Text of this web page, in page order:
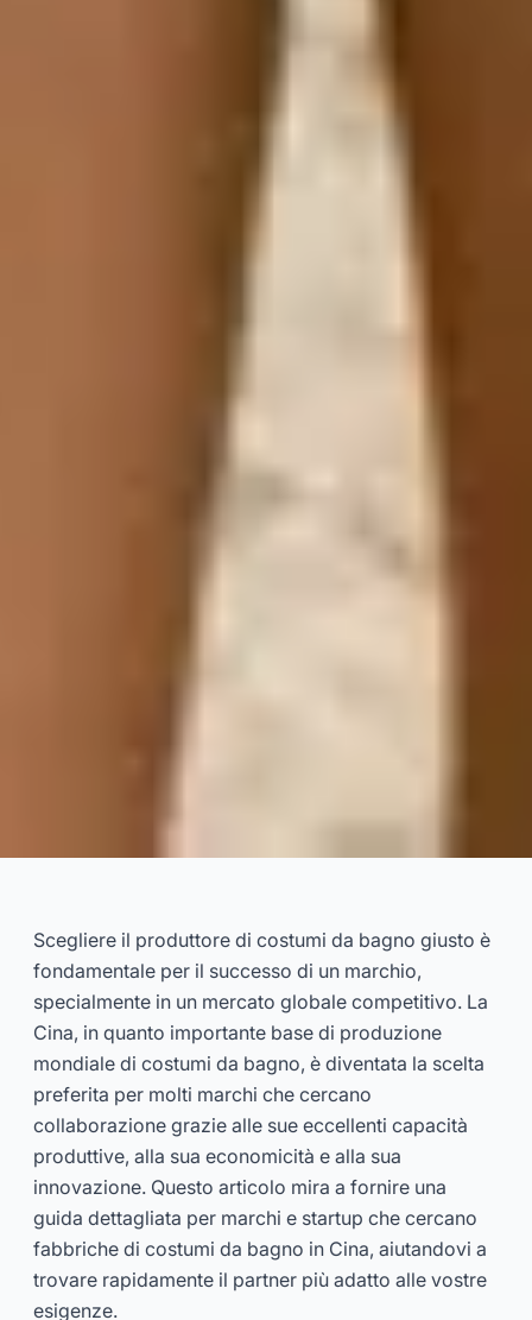
da bagno in Cina | Costumi da
bagno personalizzati
2024-12 Dayu
Consulta Ora
Scegliere il produttore di costumi da bagno giusto è
fondamentale per il successo di un marchio,
specialmente in un mercato globale competitivo. La
Cina, in quanto importante base di produzione
mondiale di costumi da bagno, è diventata la scelta
preferita per molti marchi che cercano
collaborazione grazie alle sue eccellenti capacità
produttive, alla sua economicità e alla sua
innovazione. Questo articolo mira a fornire una
guida dettagliata per marchi e startup che cercano
fabbriche di costumi da bagno in Cina, aiutandovi a
trovare rapidamente il partner più adatto alle vostre
esigenze.